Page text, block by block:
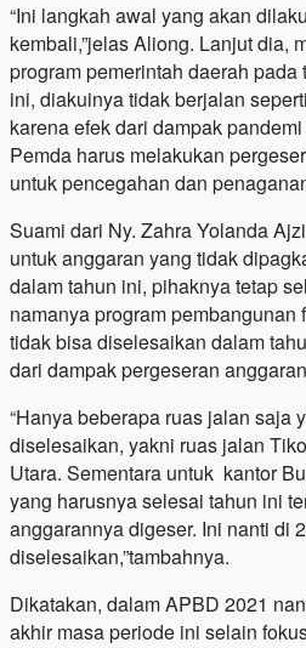
“Ini langkah awal yang akan
kembali,”jelas Aliong. Lanjut dia,
program pemerintah daerah
ini, diakuinya tidak berjalan
karena efek dari dampak
Pemda harus melakukan
untuk pencegahan dan
Suami dari Ny. Zahra Yolanda
untuk anggaran yang tidak
dalam tahun ini, pihaknya tetap
namanya program
tidak bisa diselesaikan dalam
dari dampak pergeseran
“Hanya beberapa ruas jalan saja
diselesaikan, yakni ruas jalan
Utara. Sementara untuk kantor
yang harusnya selesai tahun ini
anggarannya digeser. Ini nanti di
diselesaikan,”tambahnya.
Dikatakan, dalam APBD 2021
akhir masa periode ini selain